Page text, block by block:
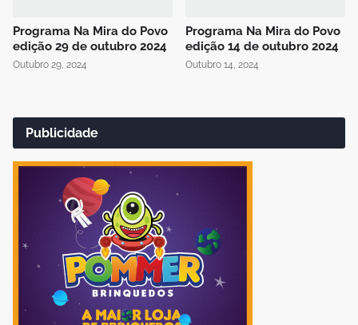
Programa Na Mira do Povo
edição 29 de outubro 2024
Outubro 29, 2024
Programa Na Mira do Povo
edição 14 de outubro 2024
Outubro 14, 2024
Publicidade